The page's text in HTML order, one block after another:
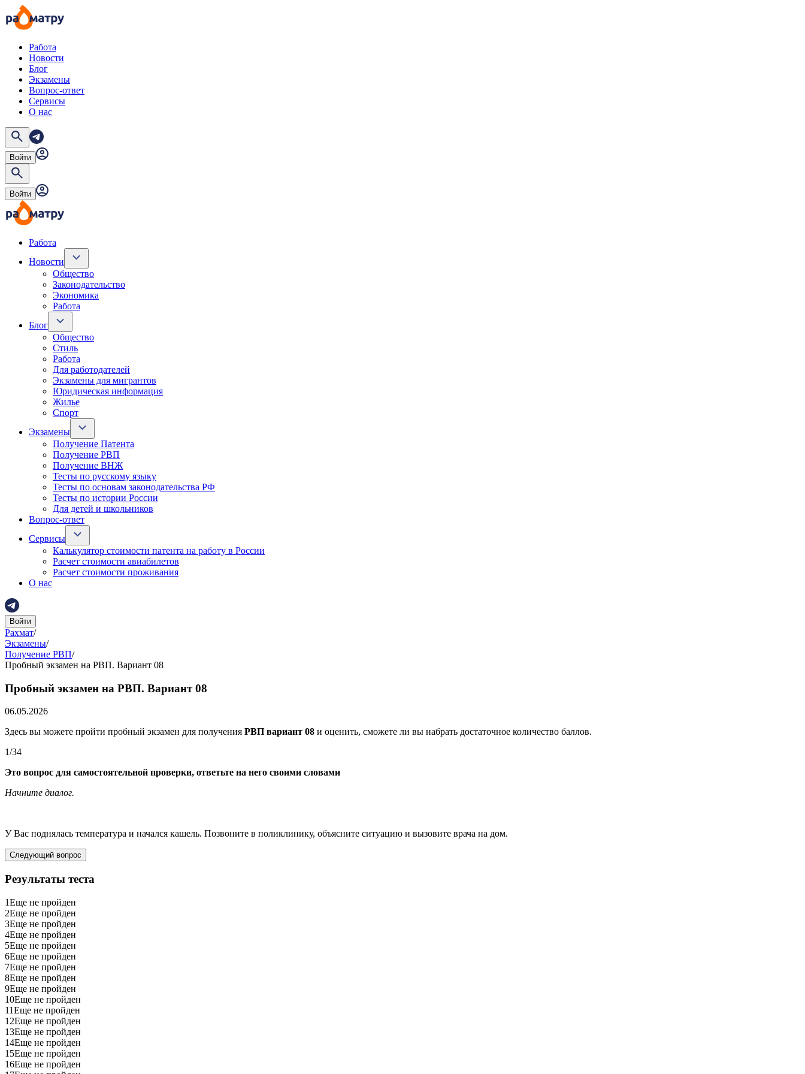
Работа
Новости
Блог
Экзамены
Вопрос-ответ
Сервисы
О нас
Войти
Войти
Работа
Новости
Общество
Законодательство
Экономика
Работа
Блог
Общество
Стиль
Работа
Для работодателей
Экзамены для мигрантов
Юридическая информация
Жилье
Спорт
Экзамены
Получение Патента
Получение РВП
Получение ВНЖ
Тесты по русскому языку
Тесты по основам законодательства РФ
Тесты по истории России
Для детей и школьников
Вопрос-ответ
Сервисы
Калькулятор стоимости патента на работу в России
Расчет стоимости авиабилетов
Расчет стоимости проживания
О нас
Войти
Рахмат/
Экзамены/
Получение РВП/
Пробный экзамен на РВП. Вариант 08
Пробный экзамен на РВП. Вариант 08
06.05.2026
Здесь вы можете пройти пробный экзамен для получения РВП вариант 08 и оценить, сможете ли вы набрать достаточное количество баллов.
1/34
Это вопрос для самостоятельной проверки, ответьте на него своими словами
Начните диалог.
У Вас поднялась температура и начался кашель. Позвоните в поликлинику, объясните ситуацию и вызовите врача на дом.
Следующий вопрос
Результаты теста
1Еще не пройден
2Еще не пройден
3Еще не пройден
4Еще не пройден
5Еще не пройден
6Еще не пройден
7Еще не пройден
8Еще не пройден
9Еще не пройден
10Еще не пройден
11Еще не пройден
12Еще не пройден
13Еще не пройден
14Еще не пройден
15Еще не пройден
16Еще не пройден